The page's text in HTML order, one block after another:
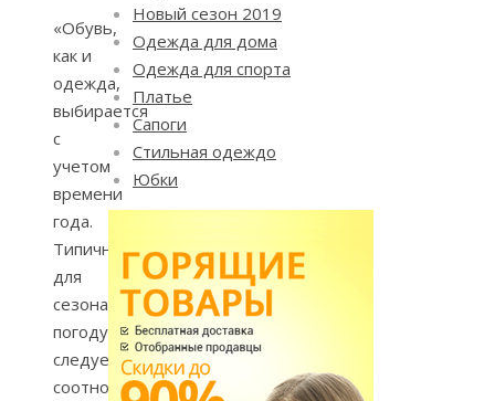
«Обувь,
как и
одежда,
выбирается
с
учетом
времени
года.
Типичную
для
сезона
погоду
следует
соотносить
Новый сезон 2019
Одежда для дома
Одежда для спорта
Платье
Сапоги
Стильная одеждо
Юбки